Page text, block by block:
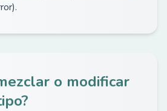
o modificar